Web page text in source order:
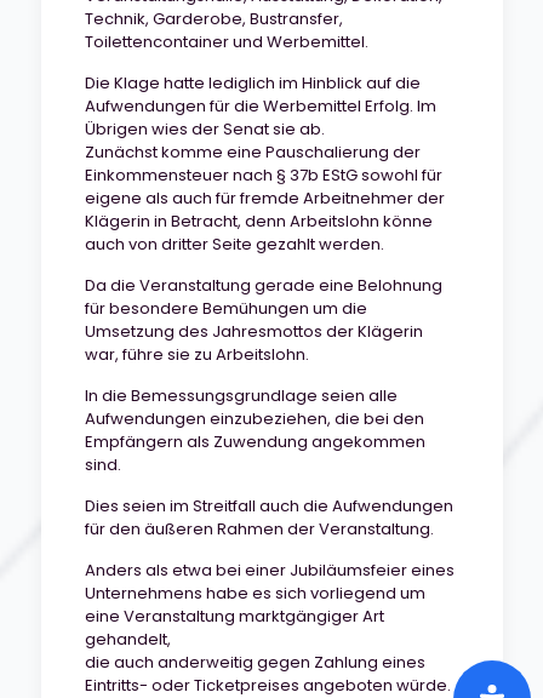
Technik, Garderobe, Bustransfer,
Toilettencontainer und Werbemittel.
Die Klage hatte lediglich im Hinblick auf die
Aufwendungen für die Werbemittel Erfolg. Im
Übrigen wies der Senat sie ab.
Zunächst komme eine Pauschalierung der
Einkommensteuer nach § 37b EStG sowohl für
eigene als auch für fremde Arbeitnehmer der
Klägerin in Betracht, denn Arbeitslohn könne
auch von dritter Seite gezahlt werden.
Da die Veranstaltung gerade eine Belohnung
für besondere Bemühungen um die
Umsetzung des Jahresmottos der Klägerin
war, führe sie zu Arbeitslohn.
In die Bemessungsgrundlage seien alle
Aufwendungen einzubeziehen, die bei den
Empfängern als Zuwendung angekommen
sind.
Dies seien im Streitfall auch die Aufwendungen
für den äußeren Rahmen der Veranstaltung.
Anders als etwa bei einer Jubiläumsfeier eines
Unternehmens habe es sich vorliegend um
eine Veranstaltung marktgängiger Art
gehandelt,
die auch anderweitig gegen Zahlung eines
Eintritts- oder Ticketpreises angeboten würde.